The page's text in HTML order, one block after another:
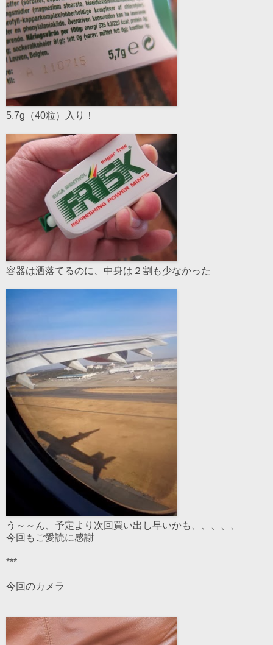
5.7g（40粒）入り！
容器は洒落てるのに、中身は２割も少なかった
う～～ん、予定より次回買い出し早いかも、、、、、
今回もご愛読に感謝
***
今回のカメラ